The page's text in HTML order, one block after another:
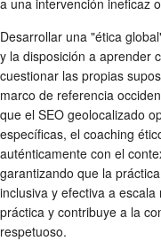
Desarrollar una "ética
y la disposición a aprender
cuestionar las propias
marco de referencia
que el SEO geolocalizado
específicas, el coaching
auténticamente con el
garantizando que la
inclusiva y efectiva a
práctica y contribuye a la
respetuoso.